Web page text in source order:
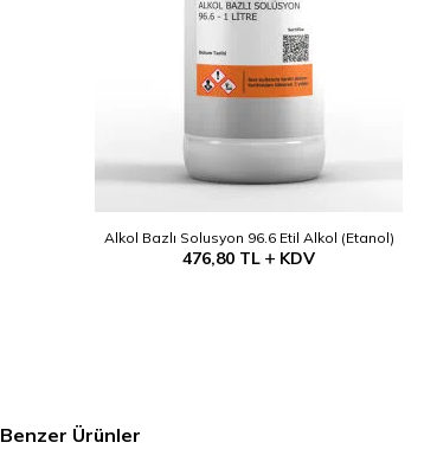
Alkol Bazlı Solusyon 96.6 Etil Alkol (Etanol)
476,80 TL KDV
Benzer Ürünler